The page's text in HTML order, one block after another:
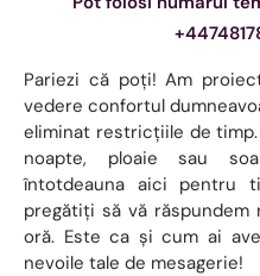
Pariezi că poți! Am
vedere confortul
eliminat restricțiile de
noapte, ploaie sau
întotdeauna aici pentru
pregătiți să vă răspundem
oră. Este ca și cum ai
nevoile tale de mesagerie!